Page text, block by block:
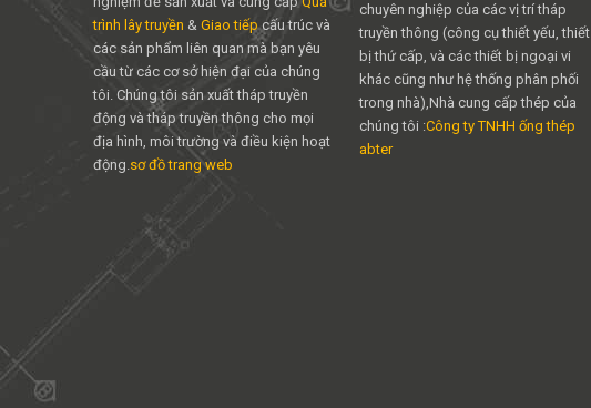
trình lây truyền & Giao tiếpcấu trúc và
các sản phẩm liên quan mà bạn yêu
cầu từ các cơ sở hiện đại của chúng
tôi. Chúng tôi sản xuất tháp truyền
động và tháp truyền thông cho mọi
địa hình, môi trường và điều kiện hoạt
động. sơ đồ trang web
chuyên nghiệp của các vị trí tháp
truyền thông (công cụ thiết yếu, thiết
bị thứ cấp, và các thiết bị ngoại vi
khác cũng như hệ thống phân phối
trong nhà),Nhà cung cấp thép của
chúng tôi :Công ty TNHH ống thép
abter